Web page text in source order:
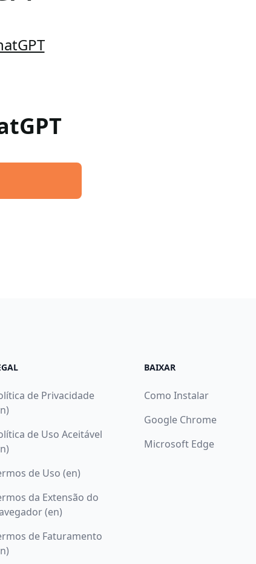
de Privacidade
de Uso Aceitável
de Uso (en)
da Extensão do
(en)
de Faturamento
BAIXAR
Como Instalar
Google Chrome
Microsoft Edge